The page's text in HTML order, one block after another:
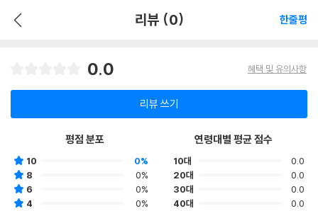
리뷰 (0) 한줄평
0.0 혜택 및 유의사항
리뷰 쓰기
평점 분포
10
0%
8
0%
6
0%
4
0%
연령대별 평균 점수
10대
0.0
20대
0.0
30대
0.0
40대
0.0